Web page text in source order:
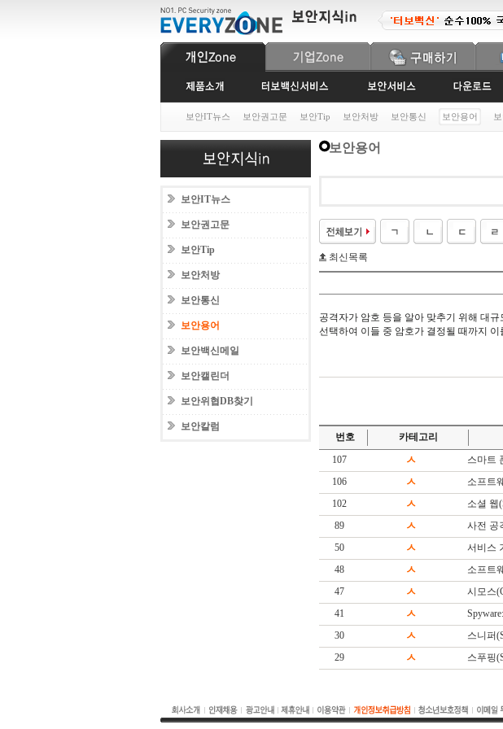
보안IT뉴스 보안권고문 보안Tip 보안처방 보안통신 보안용어
보안IT뉴스
보안권고문
보안Tip
보안처방
보안통신
보안용어
보안백신메일
보안캘린더
보안위협DB찾기
보안칼럼
보안용어
최신목록
공격자가 암호 등을 알아 맞추기 위해 대
선택하여 이들 중 암호가 결정될 때까지 이
번호 카테고리
107
ㅅ 스마트
106
ㅅ 소프트
102
ㅅ 소셜 웹
89
ㅅ 사전 공
50
ㅅ 서비스
48
ㅅ 소프트
47
ㅅ 시모스
41
ㅅ
30
ㅅ 스니퍼
29
ㅅ 스푸핑